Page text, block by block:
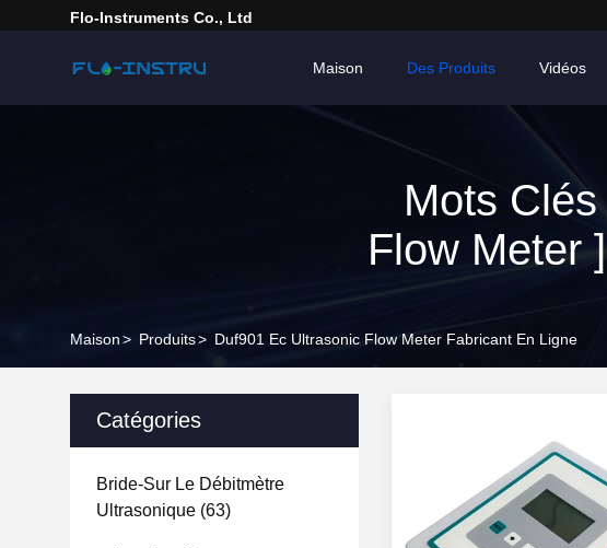
Flo-Instruments Co., Ltd
Maison Des Produits Vidéos
Mots
Flow Meter
Maison> Produits> Duf901 Ec Ultrasonic Flow Meter Fabricant En Ligne
Catégories
Bride-Sur Le Débitmètre
Ultrasonique (63)